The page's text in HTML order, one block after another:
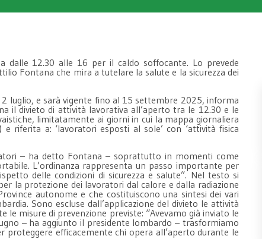
dalle 12.30 alle 16 per il caldo soffocante. Lo prevede
Fontana che mira a tutelare la salute e la sicurezza dei
luglio, e sarà vigente fino al 15 settembre 2025, informa
il divieto di attività lavorativa all’aperto tra le 12.30 e le
limitatamente ai giorni in cui la mappa giornaliera
riferita a: ‘lavoratori esposti al sole’ con ‘attività fisica
– ha detto Fontana – soprattutto in momenti come
L’ordinanza rappresenta un passo importante per
delle condizioni di sicurezza e salute”. Nel testo si
la protezione dei lavoratori dal calore e dalla radiazione
autonome e che costituiscono una sintesi dei vari
Sono escluse dall’applicazione del divieto le attività
misure di prevenzione previste: “Avevamo già inviato le
– ha aggiunto il presidente lombardo – trasformiamo
efficacemente chi opera all’aperto durante le